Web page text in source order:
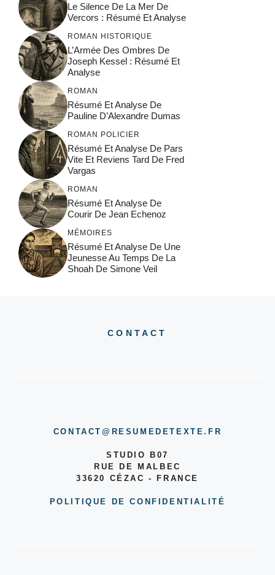
Le Silence De La Mer De
Vercors : Résumé Et Analyse
ROMAN HISTORIQUE
L’Armée Des Ombres De
Joseph Kessel : Résumé Et
Analyse
ROMAN
Résumé Et Analyse De
Pauline D’Alexandre Dumas
ROMAN POLICIER
Résumé Et Analyse De Pars
Vite Et Reviens Tard De Fred
Vargas
ROMAN
Résumé Et Analyse De
Courir De Jean Echenoz
MÉMOIRES
Résumé Et Analyse De Une
Jeunesse Au Temps De La
Shoah De Simone Veil
CONTACT
CONTACT@RESUMEDETEXTE.FR
STUDIO B07
RUE DE MALBEC
33620 CÉZAC - FRANCE
POLITIQUE DE CONFIDENTIALITÉ